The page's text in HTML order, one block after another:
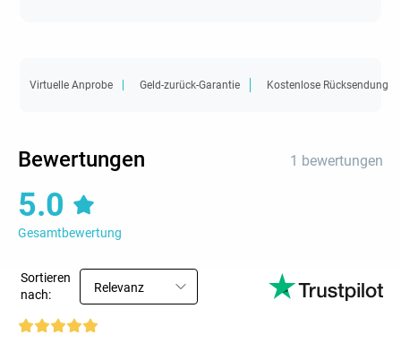
Virtuelle Anprobe Geld-zurück-Garantie Kostenlose Rücksendung
Bewertungen 1 bewertungen
5.0
Gesamtbewertung
Sortieren
nach:
Relevanz